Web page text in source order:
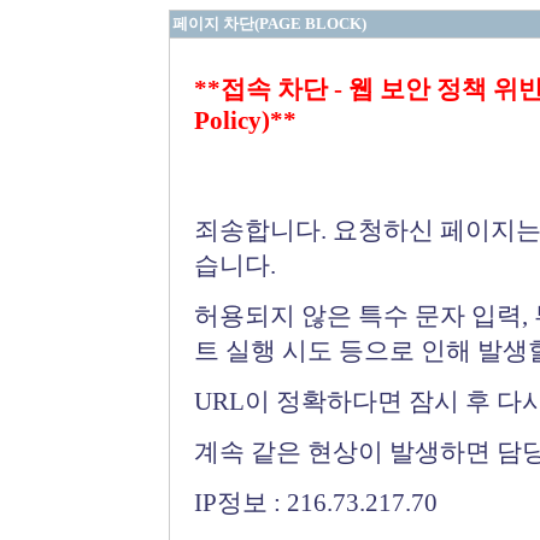
페이지 차단(PAGE BLOCK)
**접속 차단 - 웹 보안 정책 위
Policy)**
죄송합니다. 요청하신 페이지
습니다.
허용되지 않은 특수 문자 입력
트 실행 시도 등으로 인해 발생
URL이 정확하다면 잠시 후 다
계속 같은 현상이 발생하면 담
IP정보 : 216.73.217.70